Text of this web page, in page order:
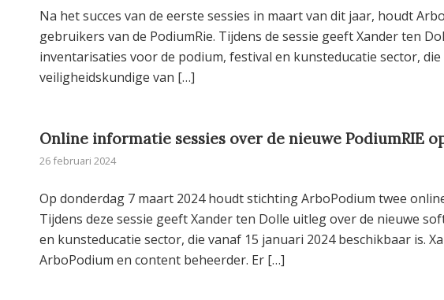
Na het succes van de eerste sessies in maart van dit jaar, houdt
gebruikers van de PodiumRie. Tijdens de sessie geeft Xander ten
inventarisaties voor de podium, festival en kunsteducatie sector,
veiligheidskundige van […]
Online informatie sessies over de nieuwe PodiumRIE
26 februari 2024
Op donderdag 7 maart 2024 houdt stichting ArboPodium twee
Tijdens deze sessie geeft Xander ten Dolle uitleg over de nieuwe
en kunsteducatie sector, die vanaf 15 januari 2024 beschikbaar is.
ArboPodium en content beheerder. Er […]